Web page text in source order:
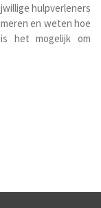
hulpverleners
en weten hoe
het mogelijk om